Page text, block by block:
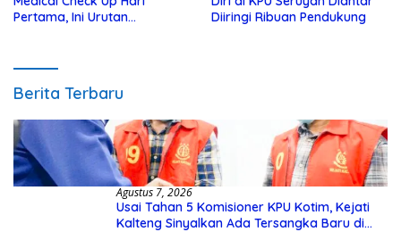
Pertama, Ini Urutan
Diiringi Ribuan Pendukung
Berita Terbaru
Agustus 7, 2026
Usai Tahan 5 Komisioner KPU Kotim, Kejati
Kalteng Sinyalkan Ada Tersangka Baru di